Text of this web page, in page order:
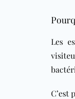
Les
C’est